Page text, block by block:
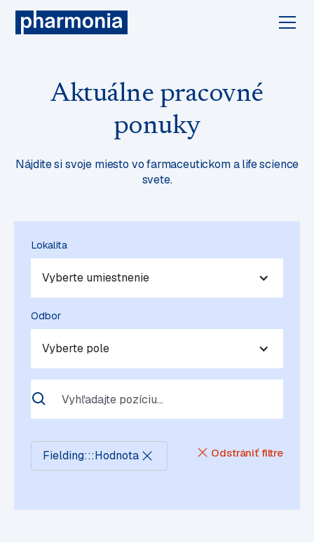
Aktuálne pracovné
ponuky
Nájdite si svoje miesto vo farmaceutickom a life science
svete.
Lokalita
Vyberte umiestnenie
Odbor
Vyberte pole
Fielding:::Hodnota Odstrániť filtre